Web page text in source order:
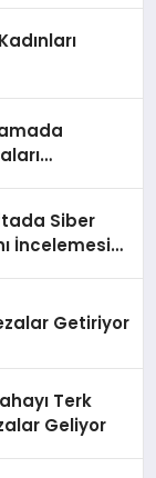
Siber
İncelemesi
Getiriyor
Terk
Geliyor